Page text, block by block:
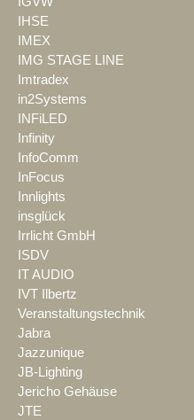
IHSE
IMEX
IMG STAGE LINE
Imtradex
in2Systems
INFiLED
Infinity
InfoComm
InFocus
Innlights
insglück
Irrlicht GmbH
ISDV
IT AUDIO
IVT Ilbertz
Veranstaltungstechnik
Jabra
Jazzunique
JB-Lighting
Jericho Gehäuse
JTE